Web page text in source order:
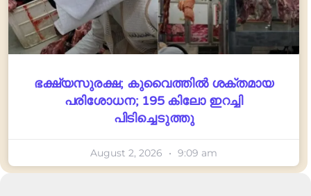
ഭക്ഷ്യസുരക്ഷ; കുവൈത്തിൽ ശക്തമായ
പരിശോധന; 195 കിലോ ഇറച്ചി
പിടിച്ചെടുത്തു
August 2, 2026 9:09 am